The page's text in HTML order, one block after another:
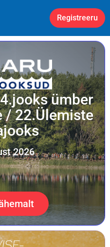
Registreeru
ümber
/ 22.Ülemiste
2026